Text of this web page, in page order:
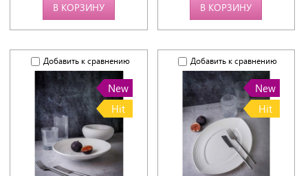
В КОРЗИНУ В КОРЗИНУ
Добавить к сравнению
New
Hit
Добавить к сравнению
New
Hit